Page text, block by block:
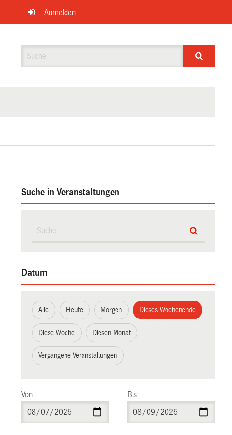
Anmelden
Suche in Veranstaltungen
Datum
Alle Heute Morgen Dieses Wochenende
Diese Woche Diesen Monat
Vergangene Veranstaltungen
Von Bis